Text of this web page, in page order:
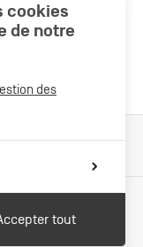
cookies
de notre
des
tout